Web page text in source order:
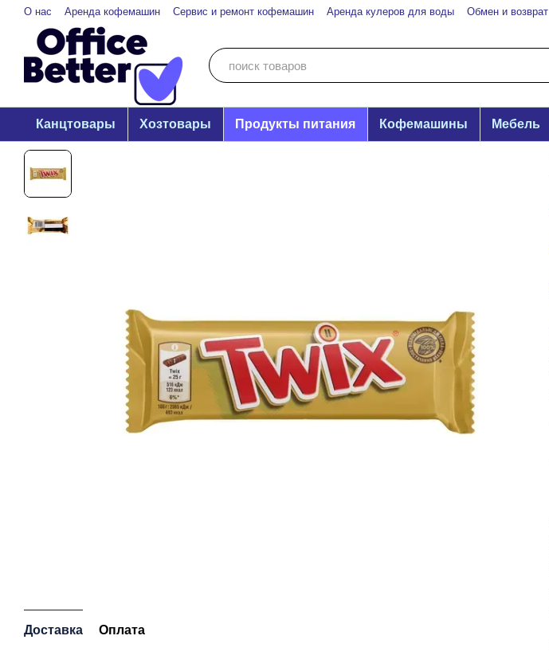
Перейти к основному контенту
О нас Аренда кофемашин Сервис и ремонт кофемашин Аренда кулеров для воды Обмен и возврат
Канцтовары Хозтовары Продукты питания Кофемашины Мебель
Доставка Оплата